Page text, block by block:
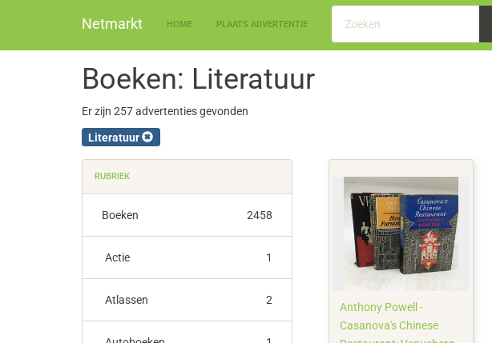
Netmarkt HOME PLAATS ADVERTENTIE
Boeken: Literatuur
Er zijn 257 advertenties gevonden
Literatuur
RUBRIEK
Boeken 2458
Actie 1
Atlassen 2
Anthony Powell -
Casanova's Chinese